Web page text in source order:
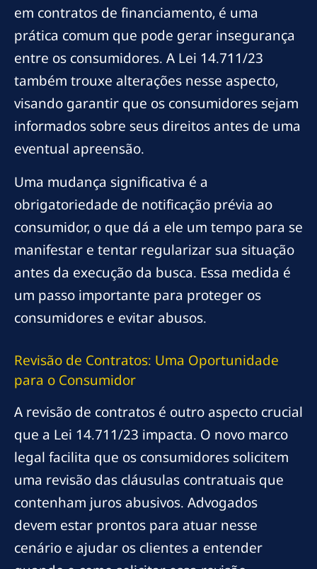
em contratos de financiamento, é uma
prática comum que pode gerar insegurança
entre os consumidores. A Lei 14.711/23
também trouxe alterações nesse aspecto,
visando garantir que os consumidores sejam
informados sobre seus direitos antes de uma
eventual apreensão.
Uma mudança significativa é a
obrigatoriedade de notificação prévia ao
consumidor, o que dá a ele um tempo para se
manifestar e tentar regularizar sua situação
antes da execução da busca. Essa medida é
um passo importante para proteger os
consumidores e evitar abusos.
Revisão de Contratos: Uma Oportunidade
para o Consumidor
A revisão de contratos é outro aspecto crucial
que a Lei 14.711/23 impacta. O novo marco
legal facilita que os consumidores solicitem
uma revisão das cláusulas contratuais que
contenham juros abusivos. Advogados
devem estar prontos para atuar nesse
cenário e ajudar os clientes a entender